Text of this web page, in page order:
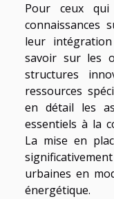
Pour ceux
connaissances
leur
savoir sur les
structures
ressources
en détail les
essentiels à la
La mise en
urbaines en
énergétique.